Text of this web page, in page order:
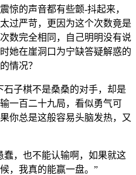
惊的声音都有些颤-抖起来，
过严苛，更因为这个次数竟是
数完全相同，自己明明没有说
她在崖洞口为宁缺答疑解惑的
情况？
子棋不是桑桑的对手，却是
一百二十九局，看似勇气可
你总是这般容易头脑发热，又
蠢，也不能认输啊，如果就这
，我真的能赢一盘。”